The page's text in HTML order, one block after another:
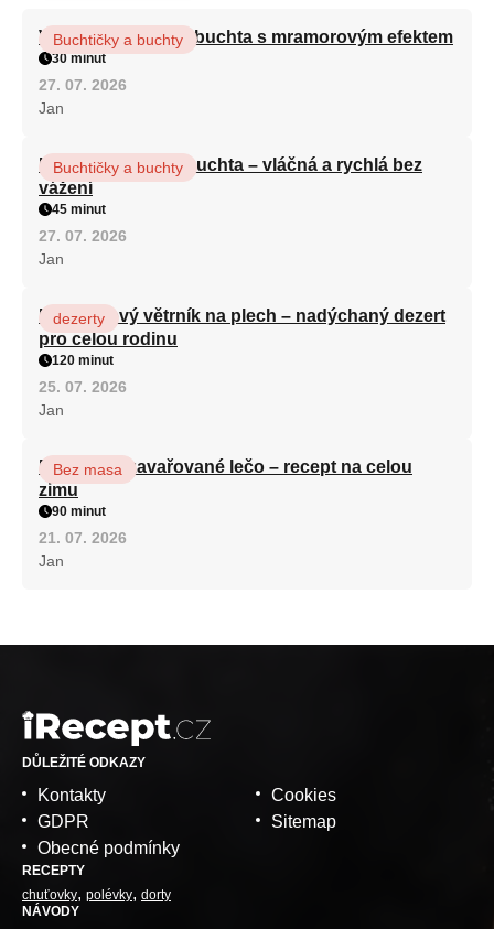
Vláčná olejová litá buchta s mramorovým efektem
Buchtičky a buchty
30 minut
27. 07. 2026
Jan
Hrnková maková buchta – vláčná a rychlá bez
vážení
Buchtičky a buchty
45 minut
27. 07. 2026
Jan
Karamelový větrník na plech – nadýchaný dezert
pro celou rodinu
dezerty
120 minut
25. 07. 2026
Jan
Babiččino zavařované lečo – recept na celou
zimu
Bez masa
90 minut
21. 07. 2026
Jan
DŮLEŽITÉ ODKAZY
Kontakty
GDPR
Obecné podmínky
Cookies
Sitemap
RECEPTY
chuťovky polévky dorty
NÁVODY